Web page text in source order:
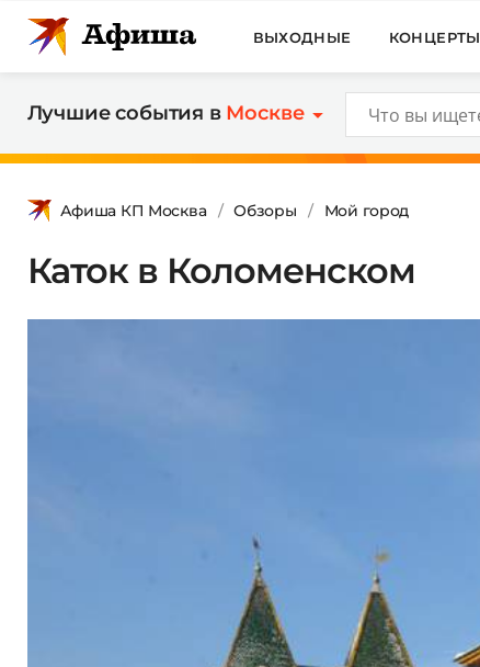
ВЫХОДНЫЕ КОНЦЕРТЫ
Лучшие события в Москве
Афиша КП Москва Обзоры Мой город
Каток в Коломенском